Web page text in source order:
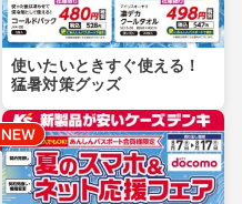
使いたいときすぐ使える！
猛暑対策グッズ